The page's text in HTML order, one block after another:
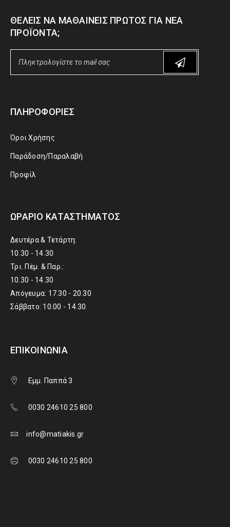
ΘΈΛΕΙΣ ΝΑ ΜΑΘΑΊΝΕΙΣ ΠΡΏΤΟΣ ΓΙΑ ΝΈΑ
ΠΡΟΪΌΝΤΑ;
ΠΛΗΡΟΦΟΡΊΕΣ
Όροι Χρήσης
Παράδοση/Παραλαβή
Προφίλ
ΩΡΆΡΙΟ ΚΑΤΑΣΤΉΜΑΤΟΣ
Δευτέρα & Τετάρτη:
10.30 - 14.30
Τρι. Πέμ. & Παρ.:
10.30 - 14.30
Απόγευμα: 17.30 - 20.30
Σάββατο: 10.00 - 14.30
ΕΠΙΚΟΙΝΩΝΊΑ
Εμμ. Παππά 3
0030 24610 25 800
info@matiakis.gr
0030 24610 25 800